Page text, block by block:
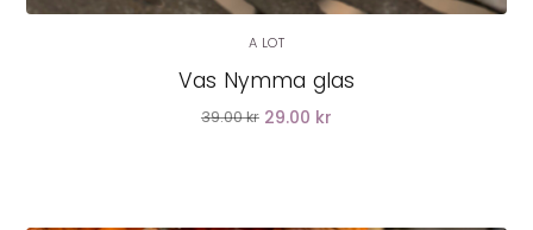
A LOT
Vas Nymma glas
39.00 kr 29.00 kr